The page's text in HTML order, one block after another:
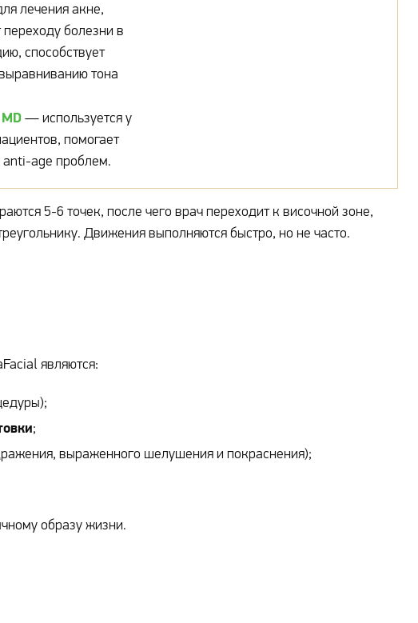
лечения акне,
переходу болезни в
способствует
тона
— используется у
помогает
age проблем.
5-6 точек, после чего врач переходит к височной зоне,
Движения выполняются быстро, но не часто.
являются:
;
выраженного шелушения и покраснения);
образу жизни.